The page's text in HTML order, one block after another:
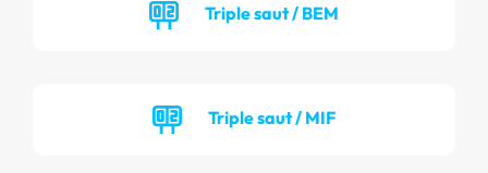
Triple saut / BEM
Triple saut / MIF